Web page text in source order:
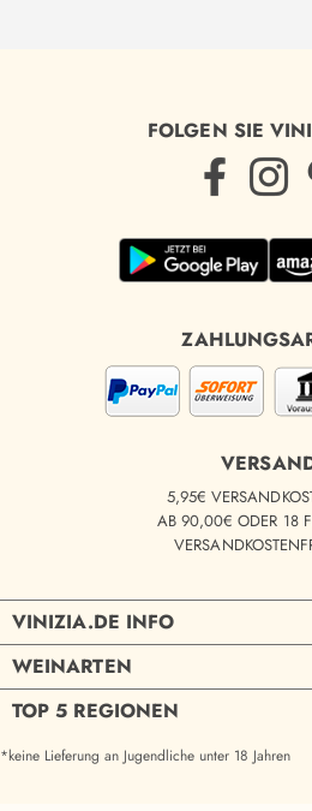
FOLGEN SIE
5,95€
AB 90,00€ ODER 18
VINIZIA.DE INFO
WEINARTEN
TOP 5 REGIONEN
*keine Lieferung an Jugendliche unter 18 Jahren